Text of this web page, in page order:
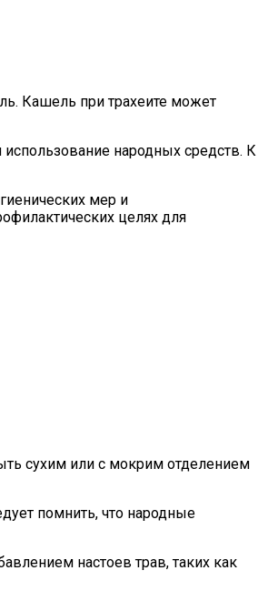
Кашель при трахеите может
использование народных средств. К
мер и
целях для
сухим или с мокрим отделением
помнить, что народные
настоев трав, таких как